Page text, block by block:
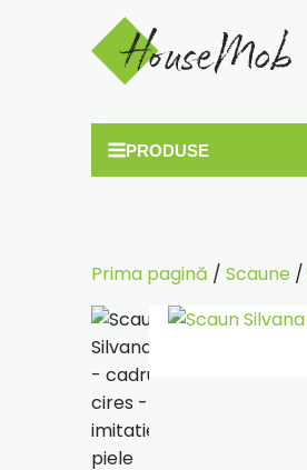
Prima pagină / Scaune /